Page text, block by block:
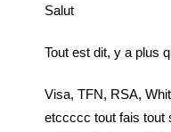
Salut
Tout est dit, y a plus
Visa, TFN, RSA,
etccccc tout fais tout